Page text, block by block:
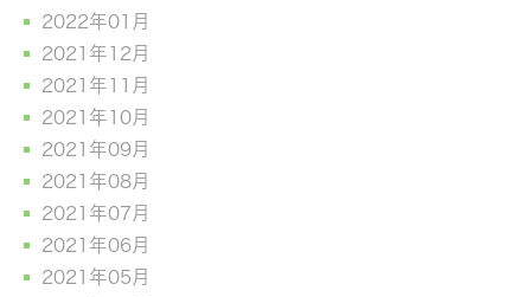
2022年01月
2021年12月
2021年11月
2021年10月
2021年09月
2021年08月
2021年07月
2021年06月
2021年05月